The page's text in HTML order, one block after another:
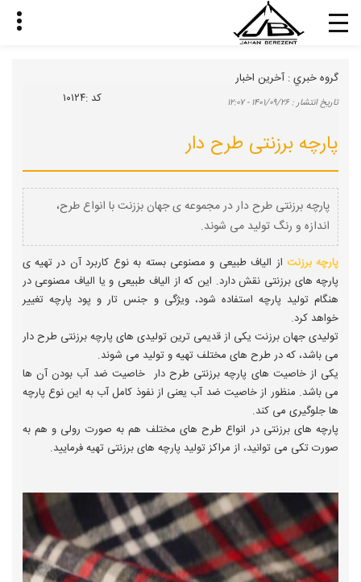
گروه خبري : آخرین اخبار
تاريخ انتشار : ۱۴۰۱/۰۹/۲۶ - ۱۲:۰۷ كد :۱۰۱۲۴
پارچه برزنتی طرح دار
پارچه برزنتی طرح دار در مجموعه ی جهان بززنت با انواع طرح،
اندازه و رنگ تولید می شوند.
پارچه برزنتاز الیاف طبیعی و مصنوعی بسته به نوع کاربرد آن در تهیه ی
پارچه های برزنتی نقش دارد. این که از الیاف طبیعی و یا الیاف مصنوعی در
هنگام تولید پارچه استفاده شود، ویژگی و جنس تار و پود پارچه تغییر
خواهد کرد.
تولیدی جهان برزنت یکی از قدیمی ترین تولیدی های پارچه برزنتی طرح دار
می باشد، که در طرح های مختلف تهیه و تولید می شوند.
یکی از خاصیت های پارچه برزنتی طرح دار خاصیت ضد آب بودن آن ها
می باشد. منظور از خاصیت ضد آب یعنی از نفوذ کامل آب به این نوع پارچه
ها جلوگیری می کند.
پارچه های برزنتی در انواع طرح های مختلف هم به صورت رولی و هم به
صورت تکی می توانید، از مراکز تولید پارچه های برزنتی تهیه فرمایید.